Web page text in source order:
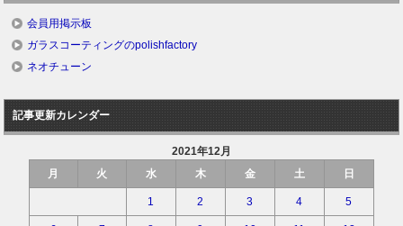
会員用掲示板
ガラスコーティングのpolishfactory
ネオチューン
記事更新カレンダー
2021年12月
月
火 水 木 金 土 日
1 2 3 4 5